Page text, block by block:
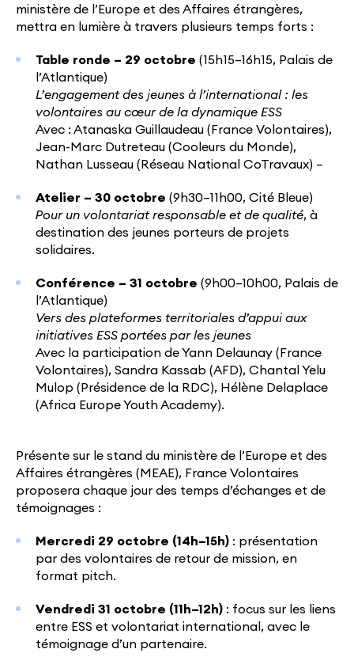
ministère de l’Europe et des Affaires étrangères,
mettra en lumière à travers plusieurs temps forts :
Table ronde – 29 octobre (15h15–16h15, Palais de
l’Atlantique)
L’engagement des jeunes à l’international : les
volontaires au cœur de la dynamique ESS
Avec : Atanaska Guillaudeau (France Volontaires),
Jean-Marc Dutreteau (Cooleurs du Monde),
Nathan Lusseau (Réseau National CoTravaux) –
Atelier – 30 octobre (9h30–11h00, Cité Bleue)
Pour un volontariat responsable et de qualité, à
destination des jeunes porteurs de projets
solidaires.
Conférence – 31 octobre (9h00–10h00, Palais de
l’Atlantique)
Vers des plateformes territoriales d’appui aux
initiatives ESS portées par les jeunes
Avec la participation de Yann Delaunay (France
Volontaires), Sandra Kassab (AFD), Chantal Yelu
Mulop (Présidence de la RDC), Hélène Delaplace
(Africa Europe Youth Academy).
Présente sur le stand du ministère de l’Europe et des
Affaires étrangères (MEAE), France Volontaires
proposera chaque jour des temps d’échanges et de
témoignages :
Mercredi 29 octobre (14h–15h) : présentation
par des volontaires de retour de mission, en
format pitch.
Vendredi 31 octobre (11h–12h) : focus sur les liens
entre ESS et volontariat international, avec le
témoignage d’un partenaire.